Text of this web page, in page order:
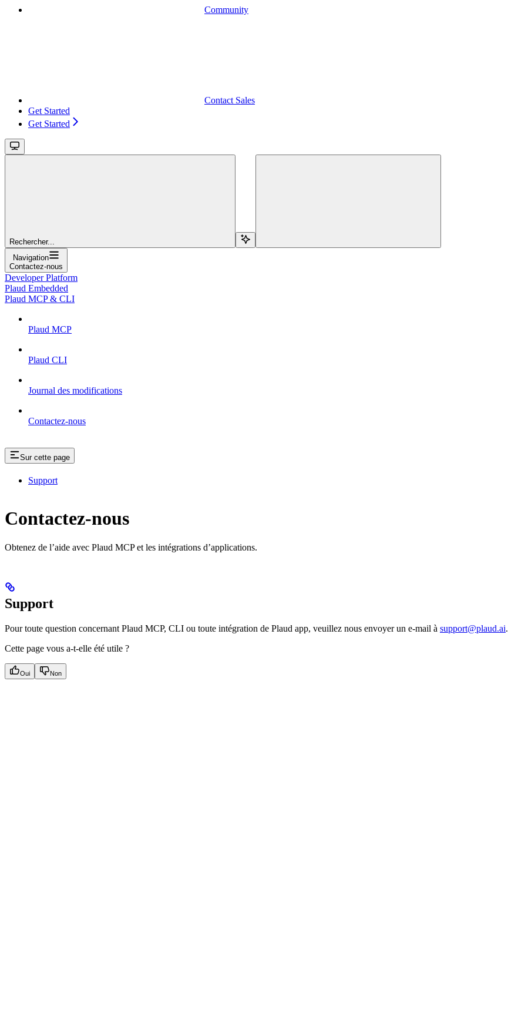
Community
Contact Sales
Get Started
Get Started
Rechercher...
Navigation
Contactez-nous
Developer Platform
Plaud Embedded
Plaud MCP & CLI
Plaud MCP
Plaud CLI
Journal des modifications
Contactez-nous
Sur cette page
Support
Contactez-nous
Obtenez de l’aide avec Plaud MCP et les intégrations d’applications.
Support
Pour toute question concernant Plaud MCP, CLI ou toute intégration de Plaud app, veuillez nous envoyer un e-mail à support@plaud.ai.
Cette page vous a-t-elle été utile ?
Oui Non